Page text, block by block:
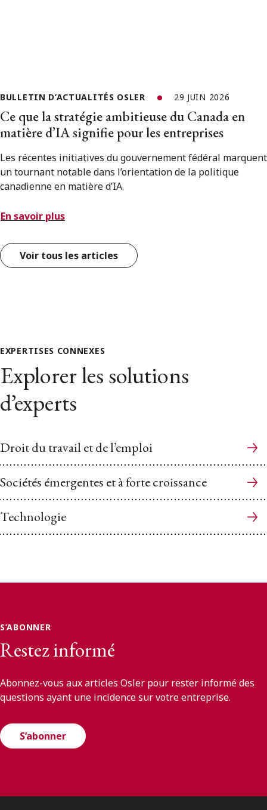
BULLETIN D’ACTUALITÉS OSLER 29 JUIN 2026
Ce que la stratégie ambitieuse du Canada en
matière d’IA signifie pour les entreprises
Les récentes initiatives du gouvernement fédéral marquent
un tournant notable dans l’orientation de la politique
canadienne en matière d’IA.
En savoir plus
Voir tous les articles
EXPERTISES CONNEXES
Explorer les solutions
d’experts
Droit du travail et de l’emploi
Sociétés émergentes et à forte croissance
Technologie
S’ABONNER
Restez informé
Abonnez-vous aux articles Osler pour rester informé des
questions ayant une incidence sur votre entreprise.
S’abonner